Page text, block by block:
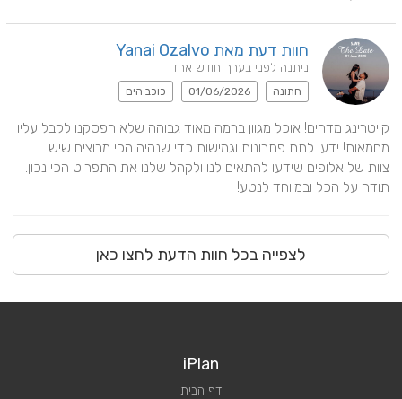
חוות דעת מאת Yanai Ozalvo
ניתנה לפני בערך חודש אחד
חתונה 01/06/2026 כוכב הים
תודה על הכל ובמיוחד לנטע!
לצפייה בכל חוות הדעת לחצו כאן
iPlan
דף הבית